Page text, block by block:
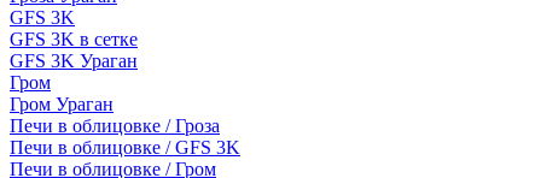
GFS 3K
GFS 3K в сетке
GFS 3K Ураган
Гром
Гром Ураган
Печи в облицовке / Гроза
Печи в облицовке / GFS 3K
Печи в облицовке / Гром